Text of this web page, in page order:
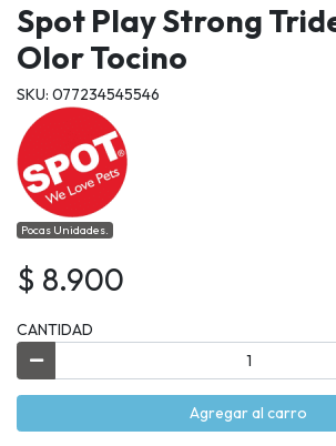
Spot Play Strong
Olor Tocino
SKU: 077234545546
Pocas Unidades.
$ 8.900
CANTIDAD
Agregar al carro